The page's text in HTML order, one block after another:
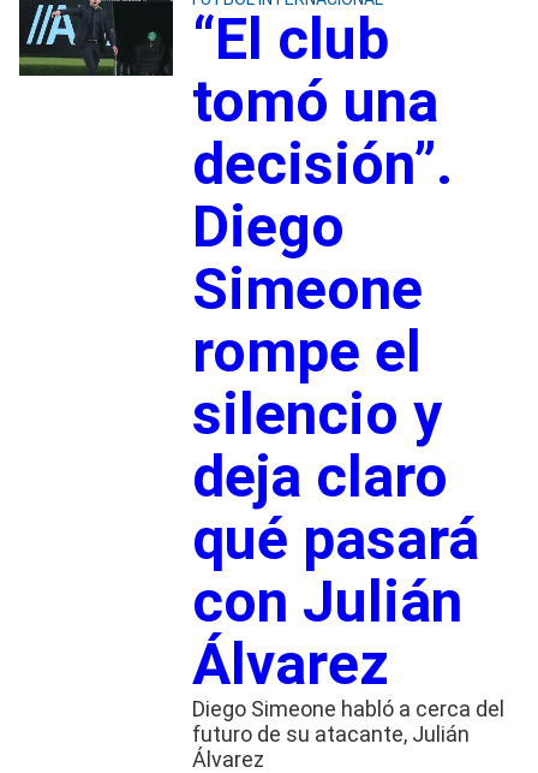
“El club
tomó una
decisión”.
Diego
Simeone
rompe el
silencio y
deja claro
qué pasará
con Julián
Álvarez
Diego Simeone habló a cerca del
futuro de su atacante, Julián
Álvarez